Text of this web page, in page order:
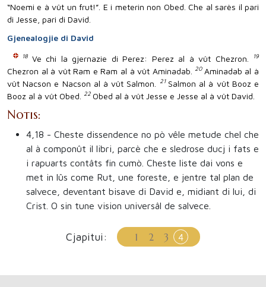
“Noemi e à vût un frut!”. E i meterin non Obed. Che al sarès il pari
di Jesse, pari di David.
Gjenealogjie di David
18 Ve chi la gjernazie di Perez: Perez al à vût Chezron. 19
Chezron al à vût Ram e Ram al à vût Aminadab.20 Aminadab al à
vût Nacson e Nacson al à vût Salmon.
21 Salmon al à vût Booz e
Booz al à vût Obed.
22 Obed al à vût Jesse e Jesse al à vût David.
Notis:
4,18 - Cheste dissendence no pò vêle metude chel che
al à componût il libri, parcè che e sledrose ducj i fats e
i rapuarts contâts fin cumò. Cheste liste dai vons e
met in lûs come Rut, une foreste, e jentre tal plan de
salvece, deventant bisave di David e, midiant di lui, di
Crist. O sin tune vision universâl de salvece.
Cjapitui: 1 2 3 4